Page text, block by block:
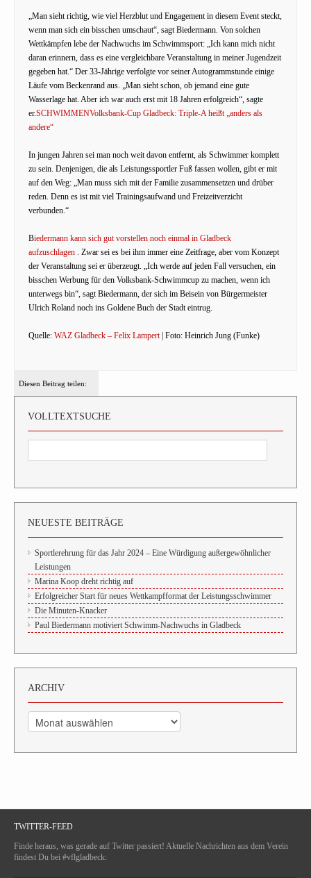
„Man sieht richtig, wie viel Herzblut und Engagement in diesem Event steckt,
wenn man sich ein bisschen umschaut“, sagt Biedermann. Von solchen
Wettkämpfen lebe der Nachwuchs im Schwimmsport: „Ich kann mich nicht
daran erinnern, dass es eine vergleichbare Veranstaltung in meiner Jugendzeit
gegeben hat.“ Der 33-Jährige verfolgte vor seiner Autogrammstunde einige
Läufe vom Beckenrand aus. „Man sieht schon, ob jemand eine gute
Wasserlage hat. Aber ich war auch erst mit 18 Jahren erfolgreich“, sagte
er.SCHWIMMENVolksbank-Cup Gladbeck: Triple-A heißt „anders als
andere“
In jungen Jahren sei man noch weit davon entfernt, als Schwimmer komplett
zu sein. Denjenigen, die als Leistungssportler Fuß fassen wollen, gibt er mit
auf den Weg: „Man muss sich mit der Familie zusammensetzen und drüber
reden. Denn es ist mit viel Trainingsaufwand und Freizeitverzicht
verbunden.“
Biedermann kann sich gut vorstellen noch einmal in Gladbeck
aufzuschlagen . Zwar sei es bei ihm immer eine Zeitfrage, aber vom Konzept
der Veranstaltung sei er überzeugt. „Ich werde auf jeden Fall versuchen, ein
bisschen Werbung für den Volksbank-Schwimmcup zu machen, wenn ich
unterwegs bin“, sagt Biedermann, der sich im Beisein von Bürgermeister
Ulrich Roland noch ins Goldene Buch der Stadt eintrug.
Quelle: WAZ Gladbeck – Felix Lampert | Foto: Heinrich Jung (Funke)
Diesen Beitrag teilen:
VOLLTEXTSUCHE
NEUESTE BEITRÄGE
Sportlerehrung für das Jahr 2024 – Eine Würdigung außergewöhnlicher
Leistungen
Marina Koop dreht richtig auf
Erfolgreicher Start für neues Wettkampfformat der Leistungsschwimmer
Die Minuten-Knacker
Paul Biedermann motiviert Schwimm-Nachwuchs in Gladbeck
ARCHIV
Archiv
TWITTER-FEED
Finde heraus, was gerade auf Twitter passiert! Aktuelle Nachrichten aus dem Verein
findest Du bei #vflgladbeck: